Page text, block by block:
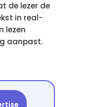
de lezer de
in real-
lezen
aanpast.